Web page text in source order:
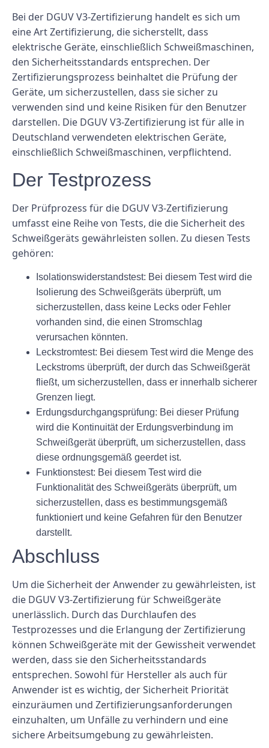
Bei der DGUV V3-Zertifizierung handelt es sich um
eine Art Zertifizierung, die sicherstellt, dass
elektrische Geräte, einschließlich Schweißmaschinen,
den Sicherheitsstandards entsprechen. Der
Zertifizierungsprozess beinhaltet die Prüfung der
Geräte, um sicherzustellen, dass sie sicher zu
verwenden sind und keine Risiken für den Benutzer
darstellen. Die DGUV V3-Zertifizierung ist für alle in
Deutschland verwendeten elektrischen Geräte,
einschließlich Schweißmaschinen, verpflichtend.
Der Testprozess
Der Prüfprozess für die DGUV V3-Zertifizierung
umfasst eine Reihe von Tests, die die Sicherheit des
Schweißgeräts gewährleisten sollen. Zu diesen Tests
gehören:
Isolationswiderstandstest: Bei diesem Test wird die
Isolierung des Schweißgeräts überprüft, um
sicherzustellen, dass keine Lecks oder Fehler
vorhanden sind, die einen Stromschlag
verursachen könnten.
Leckstromtest: Bei diesem Test wird die Menge des
Leckstroms überprüft, der durch das Schweißgerät
fließt, um sicherzustellen, dass er innerhalb sicherer
Grenzen liegt.
Erdungsdurchgangsprüfung: Bei dieser Prüfung
wird die Kontinuität der Erdungsverbindung im
Schweißgerät überprüft, um sicherzustellen, dass
diese ordnungsgemäß geerdet ist.
Funktionstest: Bei diesem Test wird die
Funktionalität des Schweißgeräts überprüft, um
sicherzustellen, dass es bestimmungsgemäß
funktioniert und keine Gefahren für den Benutzer
darstellt.
Abschluss
Um die Sicherheit der Anwender zu gewährleisten, ist
die DGUV V3-Zertifizierung für Schweißgeräte
unerlässlich. Durch das Durchlaufen des
Testprozesses und die Erlangung der Zertifizierung
können Schweißgeräte mit der Gewissheit verwendet
werden, dass sie den Sicherheitsstandards
entsprechen. Sowohl für Hersteller als auch für
Anwender ist es wichtig, der Sicherheit Priorität
einzuräumen und Zertifizierungsanforderungen
einzuhalten, um Unfälle zu verhindern und eine
sichere Arbeitsumgebung zu gewährleisten.